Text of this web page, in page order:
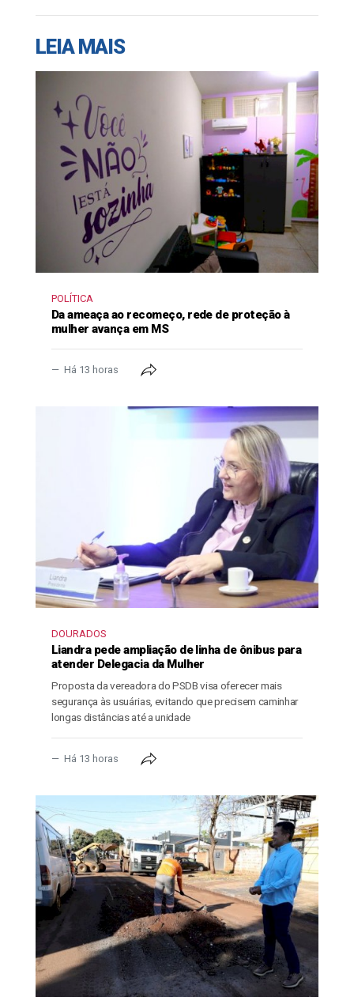
LEIA MAIS
POLÍTICA
Da ameaça ao recomeço, rede de proteção à
mulher avança em MS
Há 13 horas
DOURADOS
Liandra pede ampliação de linha de ônibus para
atender Delegacia da Mulher
Proposta da vereadora do PSDB visa oferecer mais
segurança às usuárias, evitando que precisem caminhar
longas distâncias até a unidade
Há 13 horas